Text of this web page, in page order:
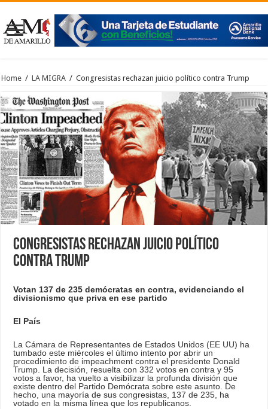
Home / LA MIGRA / Congresistas rechazan juicio político contra Trump
Congresistas rechazan juicio político
contra Trump
Votan 137 de 235 demócratas en contra, evidenciando el
divisionismo que priva en ese partido
El País
La Cámara de Representantes de Estados Unidos (EE UU) ha
tumbado este miércoles el último intento por abrir un
procedimiento de impeachment contra el presidente Donald
Trump. La decisión, resuelta con 332 votos en contra y 95
votos a favor, ha vuelto a visibilizar la profunda división que
existe dentro del Partido Demócrata sobre este asunto. De
hecho, una mayoría de sus congresistas, 137 de 235, ha
votado en la misma línea que los republicanos.